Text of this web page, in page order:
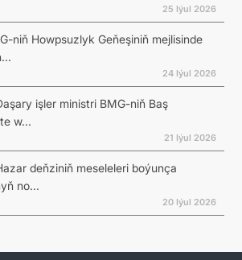
25 Iýul 2026
niň Howpsuzlyk Geňeşiniň mejlisinde
24 Iýul 2026
işler ministri BMG-niň Baş
w...
21 Iýul 2026
deňziniň meseleleri boýunça
no...
20 Iýul 2026